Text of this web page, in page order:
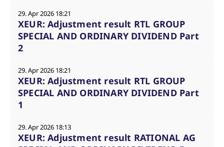
29. Apr 2026 18:21
XEUR: Adjustment result RTL GROUP
SPECIAL AND ORDINARY DIVIDEND Part
2
29. Apr 2026 18:21
XEUR: Adjustment result RTL GROUP
SPECIAL AND ORDINARY DIVIDEND Part
1
29. Apr 2026 18:13
XEUR: Adjustment result RATIONAL AG